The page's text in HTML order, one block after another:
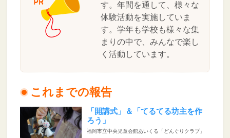
す。年間を通して、様々な
体験活動を実施していま
す。学年も学校も様々な集
まりの中で、みんなで楽し
く活動しています。
これまでの報告
「開講式」＆「てるてる坊主を作
ろう」
福岡市立中央児童会館あいくる「どんぐりクラブ」